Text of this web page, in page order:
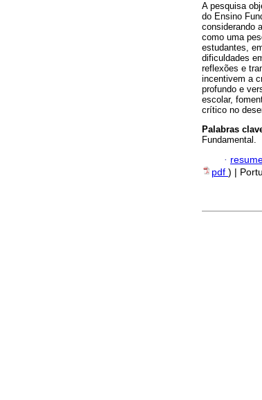
A pesquisa
do Ensino
considerando
como uma
estudantes,
dificuldades
reflexões e
incentivem a
profundo e
escolar,
crítico no
Palabras
Fundamental.
·
pdf ) |